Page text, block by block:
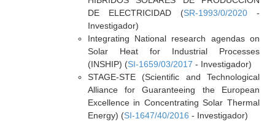
DE ELECTRICIDAD (SR-1993/0/2020-
Investigador)
Integrating National research agendas on
Solar Heat for Industrial Processes
(INSHIP) (SI-1659/03/2017 - Investigador)
STAGE-STE (Scientific and Technological
Alliance for Guaranteeing the European
Excellence in Concentrating Solar Thermal
Energy) (SI-1647/40/2016 - Investigador)